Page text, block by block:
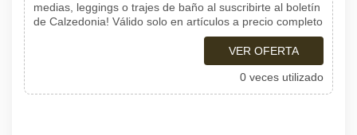
medias, leggings o trajes de baño al suscribirte al boletín
de Calzedonia! Válido solo en artículos a precio completo
VER OFERTA
0 veces utilizado